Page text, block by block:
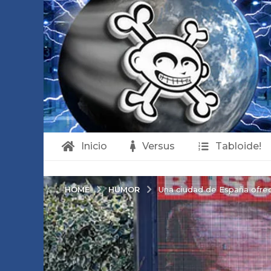
Inicio Versus Tabloide!
HOME HUMOR Una ciudad de España